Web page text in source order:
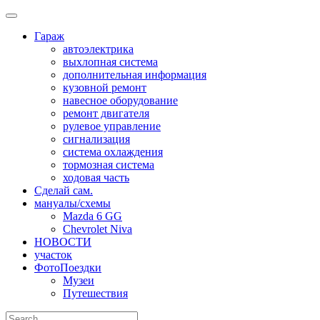
Skip
contentГараж
автоэлектрика
выхлопная система
дополнительная информация
кузовной ремонт
навесное оборудование
ремонт двигателя
рулевое управление
сигнализация
система охлаждения
тормозная система
ходовая часть
Сделай сам.
мануалы/схемы
Mazda 6 GG
Chevrolet Niva
НОВОСТИ
участок
ФотоПоездки
Музеи
Путешествия
Search